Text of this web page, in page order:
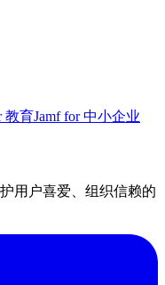
教育Jamf for 中小企业
用户喜爱、组织信赖的